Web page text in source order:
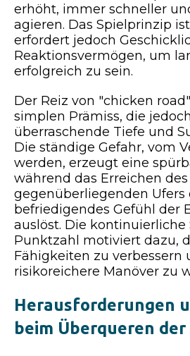
erhöht, immer schneller
agieren. Das Spielprinzip
erfordert jedoch
Reaktionsvermögen, um
erfolgreich zu sein.
Der Reiz von "chicken
simplen Prämiss, die
überraschende Tiefe und
Die ständige Gefahr, vom
werden, erzeugt eine
während das Erreichen des
gegenüberliegenden Ufers
befriedigendes Gefühl der
auslöst. Die
Punktzahl motiviert dazu,
Fähigkeiten zu verbessern
risikoreichere Manöver zu
Herausforderungen
beim Überqueren